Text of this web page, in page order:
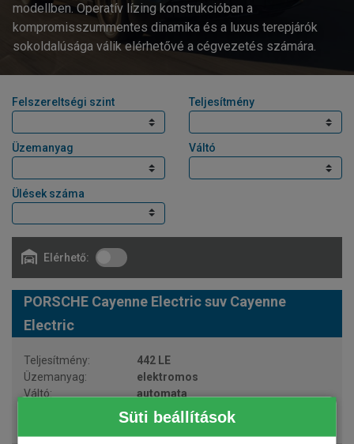
Süti beállítások
modellben. Operatív lízing konstrukcióban a
kompromisszummentes dinamika és a luxus terepjárók
sokoldalúsága válik elérhetővé a cégvezetés számára.
Felszereltségi szint Teljesítmény
Üzemanyag Váltó
Ülések száma
Elérhető:
PORSCHE Cayenne Electric suv Cayenne
Electric
442 LE
elektromos
automata
5 fő
41 884 000 Ft